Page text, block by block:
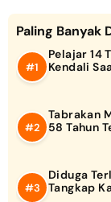
Paling Banyak
Pelajar 14
Kendali
Tabrakan
58 Tahun
Diduga
Tangkap